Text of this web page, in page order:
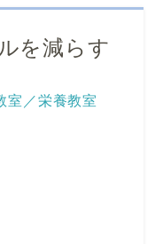
を減らす
室／栄養教室